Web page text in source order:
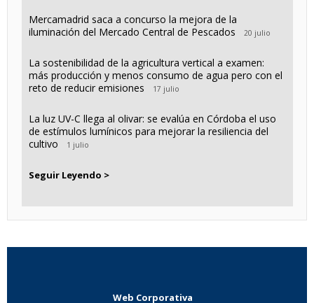
Mercamadrid saca a concurso la mejora de la
iluminación del Mercado Central de Pescados
20 julio
La sostenibilidad de la agricultura vertical a examen:
más producción y menos consumo de agua pero con el
reto de reducir emisiones
17 julio
La luz UV-C llega al olivar: se evalúa en Córdoba el uso
de estímulos lumínicos para mejorar la resiliencia del
cultivo
1 julio
Seguir Leyendo >
Web Corporativa